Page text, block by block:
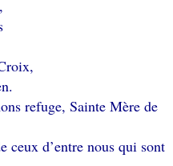
refuge, Sainte Mère de
ceux d’entre nous qui sont